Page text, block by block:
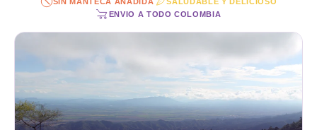
ENVIO A TODO COLOMBIA